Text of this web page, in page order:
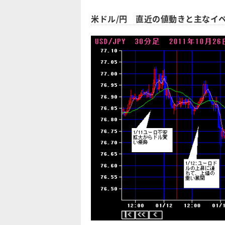
米ドル/円 直近の値動きと主なイ